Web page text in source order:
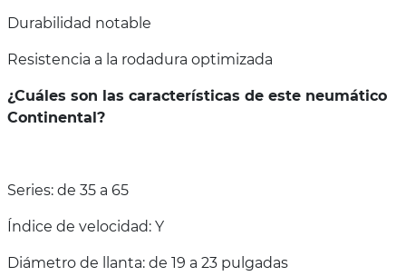
Durabilidad notable
Resistencia a la rodadura optimizada
¿Cuáles son las características de este neumático
Continental?
Series: de 35 a 65
Índice de velocidad: Y
Diámetro de llanta: de 19 a 23 pulgadas